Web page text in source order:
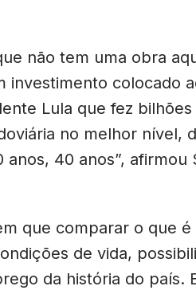
não tem uma obra
investimento colocado
Lula que fez bilhões
no melhor nível,
40 anos”, afirmou
que comparar o que é
de vida,
da história do país.